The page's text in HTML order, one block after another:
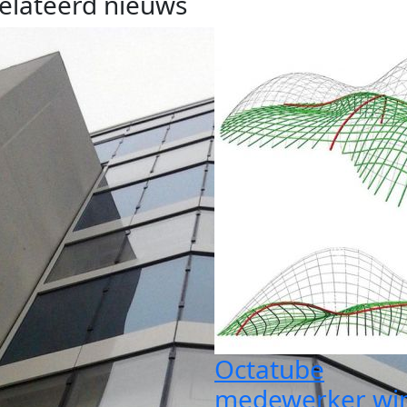
Octatube
medewerker